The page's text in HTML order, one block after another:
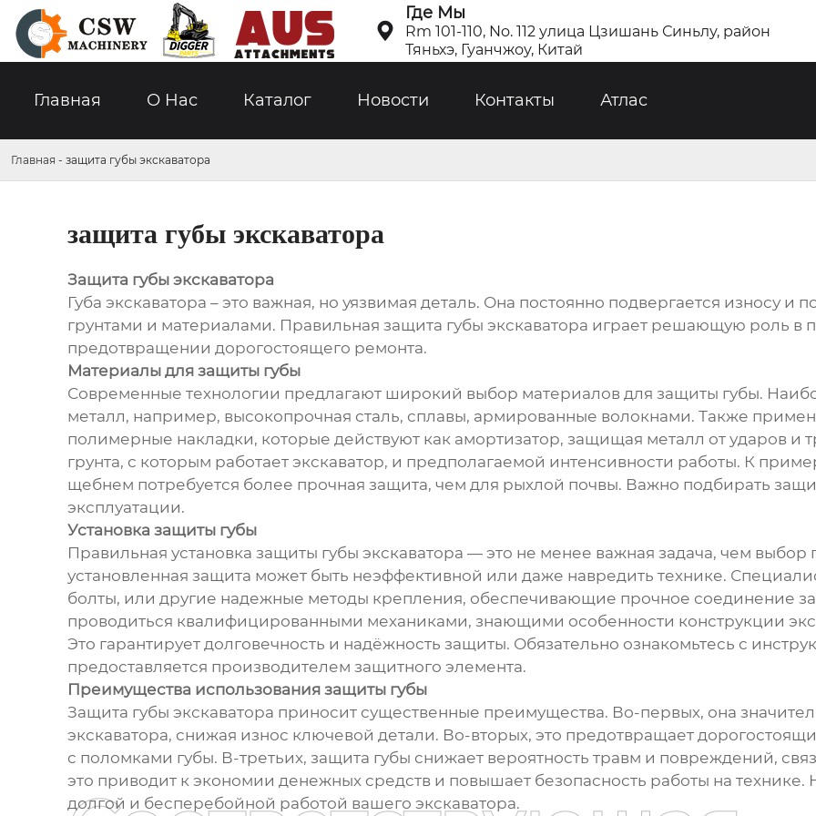

Где Мы
Rm 101-110, No. 112 улица Цзишань Синьлу, район
Тяньхэ, Гуанчжоу, Китай
Главная О Hас Каталог Новости Контакты Атлас
Главная - защита губы экскаватора
защита губы экскаватора
Защита губы экскаватора
Губа экскаватора – это важная, но уязвимая деталь. Она постоянно подвергается износу
грунтами и материалами. Правильная защита губы экскаватора играет решающую роль в
предотвращении дорогостоящего ремонта.
Материалы для защиты губы
Современные технологии предлагают широкий выбор материалов для защиты губы.
металл, например, высокопрочная сталь, сплавы, армированные волокнами. Также
полимерные накладки, которые действуют как амортизатор, защищая металл от ударов и
грунта, с которым работает экскаватор, и предполагаемой интенсивности работы. К
щебнем потребуется более прочная защита, чем для рыхлой почвы. Важно подбирать
эксплуатации.
Установка защиты губы
Правильная установка защиты губы экскаватора — это не менее важная задача, чем
установленная защита может быть неэффективной или даже навредить технике.
болты, или другие надежные методы крепления, обеспечивающие прочное соединение
проводиться квалифицированными механиками, знающими особенности конструкции
Это гарантирует долговечность и надёжность защиты. Обязательно ознакомьтесь с
предоставляется производителем защитного элемента.
Преимущества использования защиты губы
Защита губы экскаватора приносит существенные преимущества. Во-первых, она
экскаватора, снижая износ ключевой детали. Во-вторых, это предотвращает
с поломками губы. В-третьих, защита губы снижает вероятность травм и повреждений,
это приводит к экономии денежных средств и повышает безопасность работы на
долгой и бесперебойной работой вашего экскаватора.